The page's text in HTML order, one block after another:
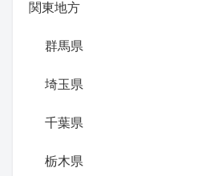
関東地方
群馬県
埼玉県
千葉県
栃木県